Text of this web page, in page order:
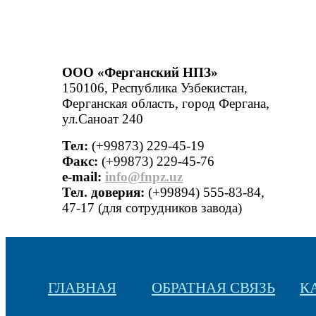
ООО «Ферганский НПЗ»
150106, Республика Узбекистан,
Ферганская область, город Фергана,
ул.Саноат 240
Тел: (+99873) 229-45-19
Факс: (+99873) 229-45-76
е-mail: info@fnpz.uz
Тел. доверия: (+99894) 555-83-84,
47-17 (для сотрудников завода)
ГЛАВНАЯ ОБРАТНАЯ СВЯЗЬ